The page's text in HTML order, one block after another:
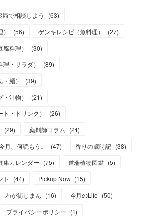
局で相談しよう (63)
(56) ゲンキレシピ（魚料理） (27)
料理）
(30)
・サラダ）
(89)
麺）
(39)
汁物）
(21)
・ドリンク）
(26)
(29) 薬剤師コラム (24)
月、何読もう。 (47) 香りの歳時記 (38)
康カレンダー (75) 道端植物図鑑 (5)
ト
(44) Pickup Now (15)
わが街じまん (16) 今月のLife (50)
プライバシーポリシー (1)